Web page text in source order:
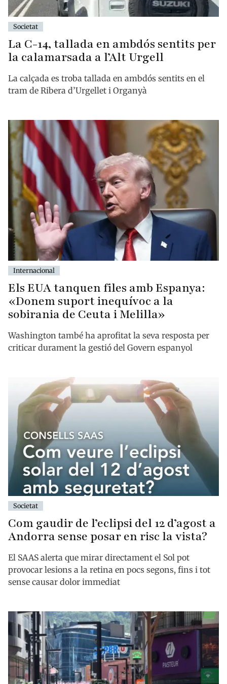
Societat
La C-14, tallada en ambdós sentits per
la calamarsada a l’Alt Urgell
La calçada es troba tallada en ambdós sentits en el
tram de Ribera d’Urgellet i Organyà
Internacional
Els EUA tanquen files amb Espanya:
«Donem suport inequívoc a la
sobirania de Ceuta i Melilla»
Washington també ha aprofitat la seva resposta per
criticar durament la gestió del Govern espanyol
Societat
Com gaudir de l’eclipsi del 12 d’agost a
Andorra sense posar en risc la vista?
El SAAS alerta que mirar directament el Sol pot
provocar lesions a la retina en pocs segons, fins i tot
sense causar dolor immediat